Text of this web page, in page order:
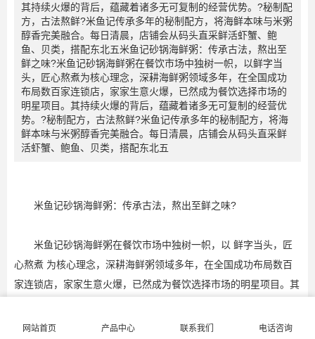
其持续火爆的背后，蕴藏着诸多无可复制的经营优势。?秘制配
方，古法熬鲜?米鱼记传承多年的秘制配方，将海鲜本味与米粥
醇香完美融合。每日清晨，店铺会从码头直采鲜活虾蟹、鲍
鱼、贝类，搭配东北五米鱼记砂锅海鲜粥：传承古法，熬出至
鲜之味?米鱼记砂锅海鲜粥在餐饮市场中独树一帜，以鲜字当
头，匠心熬煮为核心理念，深耕海鲜粥领域多年，在全国成功
布局数百家连锁店，家家生意火爆，已然成为餐饮选择市场的
明星项目。其持续火爆的背后，蕴藏着诸多无可复制的经营优
势。?秘制配方，古法熬鲜?米鱼记传承多年的秘制配方，将海
鲜本味与米粥醇香完美融合。每日清晨，店铺会从码头直采鲜
活虾蟹、鲍鱼、贝类，搭配东北五
米鱼记砂锅海鲜粥：传承古法，熬出至鲜之味?
米鱼记砂锅海鲜粥在餐饮市场中独树一帜，以 鲜字当头，匠
心熬煮 为核心理念，深耕海鲜粥领域多年，在全国成功布局数百
家连锁店，家家生意火爆，已然成为餐饮选择市场的明星项目。其
网站首页 产品中心 联系我们 电话咨询